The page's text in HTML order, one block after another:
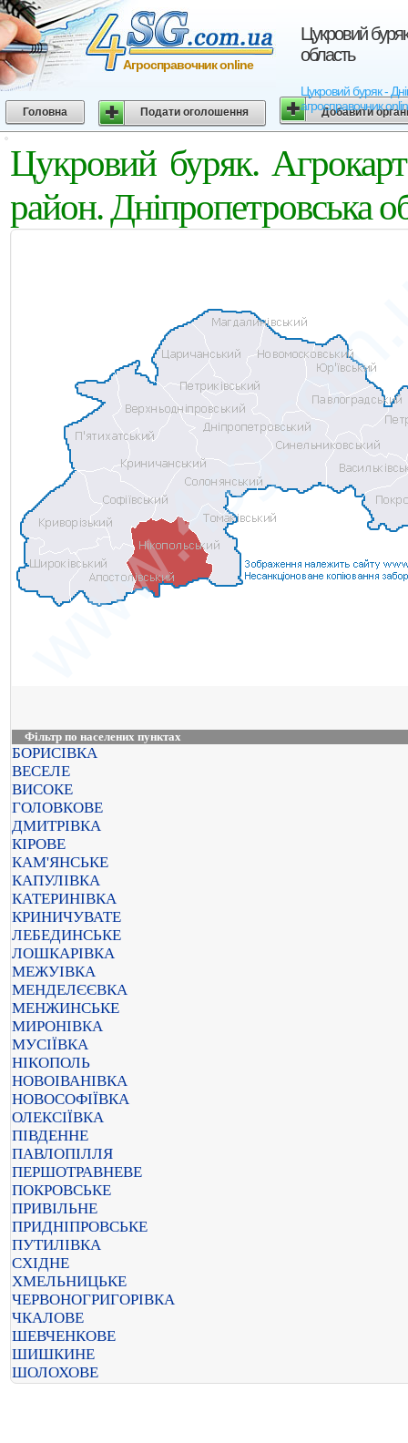
Цукровий
область
Цукровий буряк -
агросправочник
Агросправочник online
Головна Подати оголошення Добавити
Цукровий буряк.
район. Дніпропетровська
Фільтр по населених пунктах
БОРИСІВКА
ВЕСЕЛЕ
ВИСОКЕ
ГОЛОВКОВЕ
ДМИТРІВКА
КІРОВЕ
КАМ'ЯНСЬКЕ
КАПУЛІВКА
КАТЕРИНІВКА
КРИНИЧУВАТЕ
ЛЕБЕДИНСЬКЕ
ЛОШКАРІВКА
МЕЖУІВКА
МЕНДЕЛЄЄВКА
МЕНЖИНСЬКЕ
МИРОНІВКА
МУСІЇВКА
НІКОПОЛЬ
НОВОІВАНІВКА
НОВОСОФІЇВКА
ОЛЕКСІЇВКА
ПІВДЕННЕ
ПАВЛОПІЛЛЯ
ПЕРШОТРАВНЕВЕ
ПОКРОВСЬКЕ
ПРИВІЛЬНЕ
ПРИДНІПРОВСЬКЕ
ПУТИЛІВКА
СХІДНЕ
ХМЕЛЬНИЦЬКЕ
ЧЕРВОНОГРИГОРІВКА
ЧКАЛОВЕ
ШЕВЧЕНКОВЕ
ШИШКИНЕ
ШОЛОХОВЕ